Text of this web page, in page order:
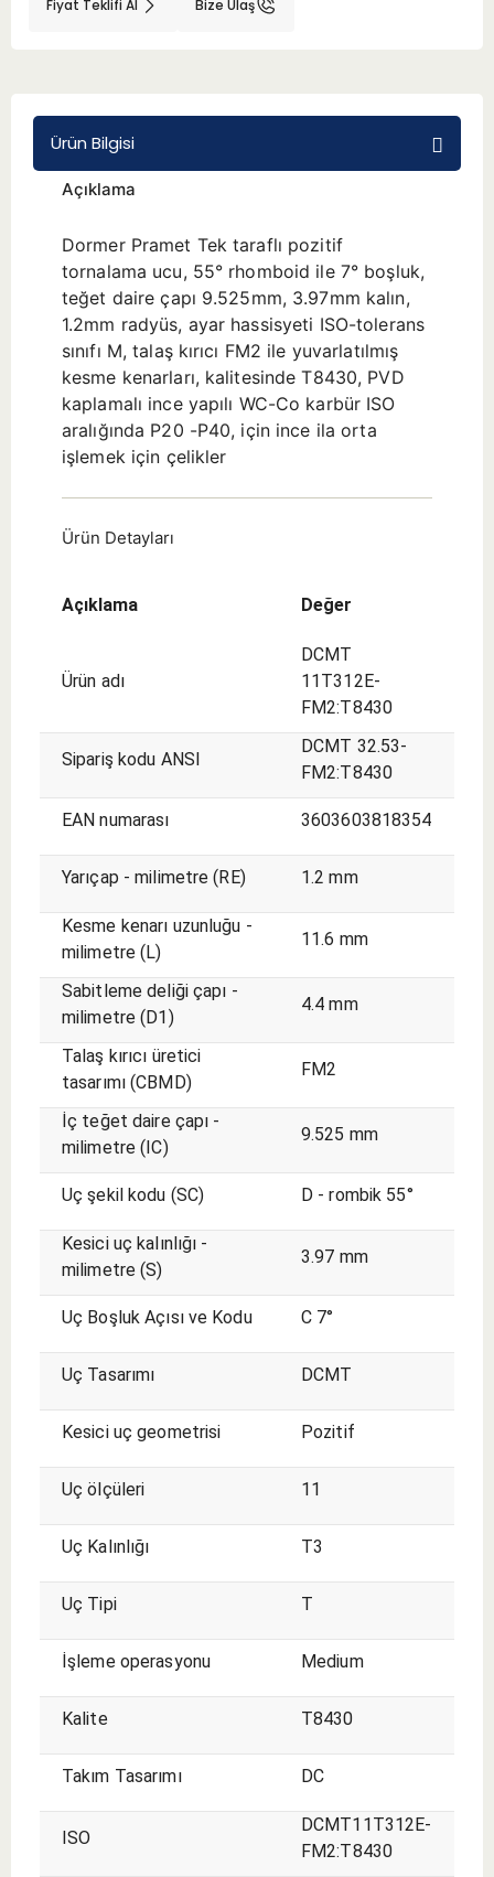
Adaptörler
Aksesuarlar
Fiyat Teklifi Al Bize Ulaş
Ürün Bilgisi
Açıklama
Dormer Pramet Tek taraflı pozitif
tornalama ucu, 55° rhomboid ile 7° boşluk,
teğet daire çapı 9.525mm, 3.97mm kalın,
1.2mm radyüs, ayar hassisyeti ISO-tolerans
sınıfı M, talaş kırıcı FM2 ile yuvarlatılmış
kesme kenarları, kalitesinde T8430, PVD
kaplamalı ince yapılı WC-Co karbür ISO
aralığında P20 -P40, için ince ila orta
işlemek için çelikler
Ürün Detayları
Açıklama Değer
Ürün adı
DCMT
11T312E-
FM2:T8430
Sipariş kodu ANSI
DCMT 32.53-
FM2:T8430
EAN numarası 3603603818354
Yarıçap - milimetre (RE) 1.2 mm
Kesme kenarı uzunluğu -
milimetre (L)
11.6 mm
Sabitleme deliği çapı -
milimetre (D1)
4.4 mm
Talaş kırıcı üretici
tasarımı (CBMD)
FM2
İç teğet daire çapı -
milimetre (IC)
9.525 mm
Uç şekil kodu (SC) D - rombik 55°
Kesici uç kalınlığı -
milimetre (S)
3.97 mm
Uç Boşluk Açısı ve Kodu C 7°
Uç Tasarımı DCMT
Kesici uç geometrisi Pozitif
Uç ölçüleri 11
Uç Kalınlığı T3
Uç Tipi T
İşleme operasyonu Medium
Kalite T8430
Takım Tasarımı DC
ISO
DCMT11T312E-
FM2:T8430